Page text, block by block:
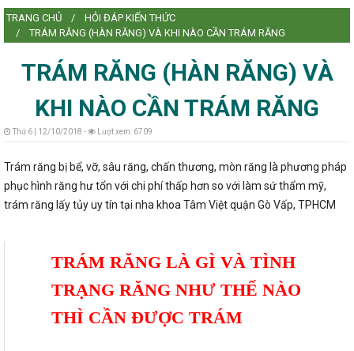
TRANG CHỦ
HỎI ĐÁP KIẾN THỨC
TRÁM RĂNG (HÀN RĂNG) VÀ KHI NÀO CẦN TRÁM RĂNG
TRÁM RĂNG (HÀN RĂNG) VÀ
KHI NÀO CẦN TRÁM RĂNG
Thứ 6 | 12/10/2018 - Lượt xem: 6709
Trám răng bị bể, vỡ, sâu răng, chấn thương, mòn răng là phương pháp
phục hình răng hư tổn với chi phí thấp hơn so với làm sứ thẩm mỹ,
trám răng lấy tủy uy tín tại nha khoa Tâm Việt quận Gò Vấp, TPHCM
TRÁM RĂNG LÀ GÌ VÀ TÌNH
TRẠNG RĂNG NHƯ THẾ NÀO
THÌ CẦN ĐƯỢC TRÁM